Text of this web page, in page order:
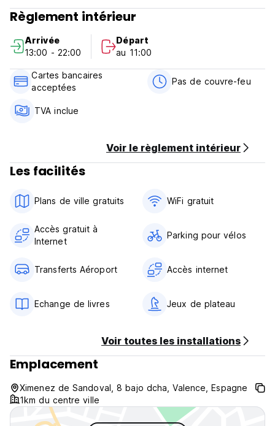
Valencia Suits You Politiques et conditions :
L'enregistrement se fait de 13h00 à 22h00. Nous
d'arrivée afin de vous remettre les clés à temps.
Départ avant 10h00.
Politique d'annulation : 72 heures avant l'arrivée.
Paiement à l'arrivée en espèces, par carte de crédit, par
carte de débit. Cette propriété peut effectuer une pré-
autorisation de votre carte de crédit avant l'arrivée.
Les taxes sont incluses.
Possibilité d'accueil à l'aéroport sur demande.
Possibilité d'effectuer des départs tardifs sous réserve
Possibilité de louer des vélos sur demande.
Règlement intérieur
Arrivée
13:00 - 22:00
Départ
au 11:00
Cartes bancaires
acceptées
Pas de couvre-feu
TVA inclue
Voir le règlement intérieur
Les facilités
Plans de ville gratuits WiFi gratuit
Accès gratuit à
Internet
Parking pour vélos
Transferts Aéroport Accès internet
Echange de livres Jeux de plateau
Voir toutes les installations
Emplacement
Ximenez de Sandoval, 8 bajo dcha, Valence, Espagne
1km du centre ville